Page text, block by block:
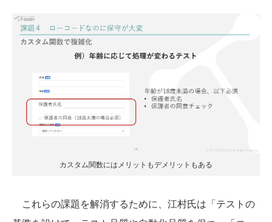
カスタム関数にはメリットもデメリットもある
これらの課題を解消するために、江村氏は「テストの